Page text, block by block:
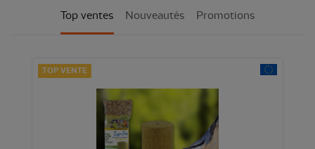
Top ventes Nouveautés Promotions
TOP VENTE